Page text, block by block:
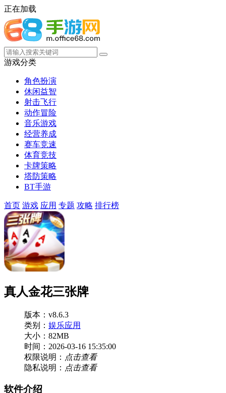
正在加载
游戏分类
角色扮演
休闲益智
射击飞行
动作冒险
音乐游戏
经营养成
赛车竞速
体育竞技
卡牌策略
塔防策略
BT手游
首页 游戏 应用 专题 攻略 排行榜
真人金花三张牌
版本：v8.6.3
类别： 娱乐应用
大小：82MB
时间：2026-03-16 15:35:00
权限说明： 点击查看
隐私说明： 点击查看
软件介绍